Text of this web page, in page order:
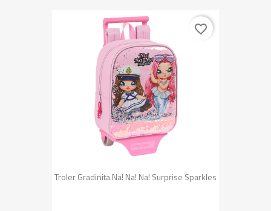
Troler Gradinita Na! Na! Na! Surprise Sparkles
favorite_border